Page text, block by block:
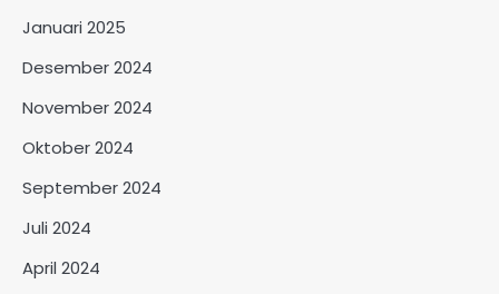
Januari 2025
Desember 2024
November 2024
Oktober 2024
September 2024
Juli 2024
April 2024